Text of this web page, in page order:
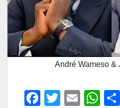
André Wameso &
F
T
E
W